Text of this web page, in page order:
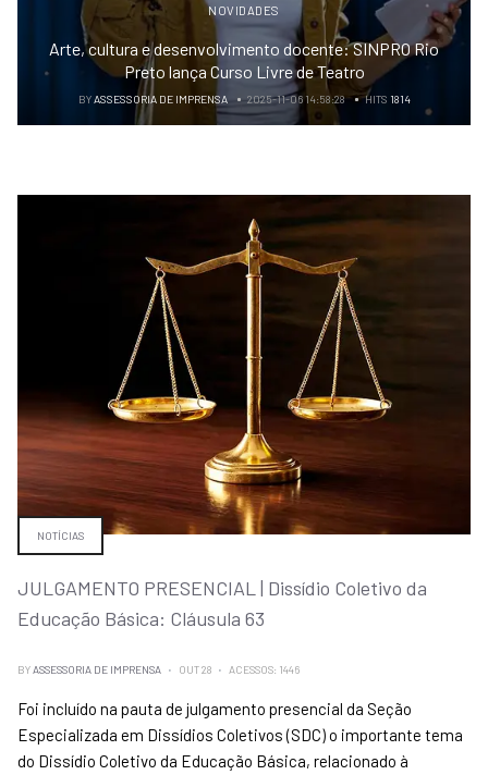
NOVIDADES
Arte, cultura e desenvolvimento docente: SINPRO Rio
Preto lança Curso Livre de Teatro
BYASSESSORIA DE IMPRENSA 2025-11-06 14:58:28 HITS 1814
NOTÍCIAS
JULGAMENTO PRESENCIAL | Dissídio Coletivo da
Educação Básica: Cláusula 63
BYASSESSORIA DE IMPRENSA OUT 28 ACESSOS: 1446
Foi incluído na pauta de julgamento presencial da Seção
Especializada em Dissídios Coletivos (SDC) o importante tema
do Dissídio Coletivo da Educação Básica, relacionado à